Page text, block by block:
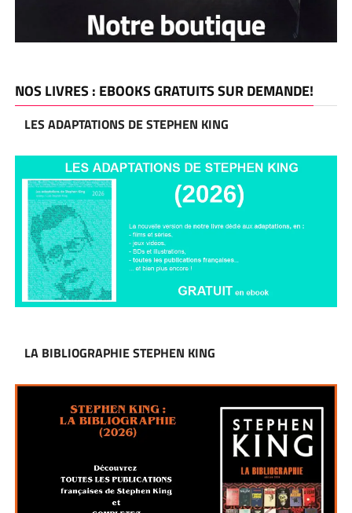
NOS LIVRES : EBOOKS GRATUITS SUR DEMANDE!
LES ADAPTATIONS DE STEPHEN KING
LA BIBLIOGRAPHIE STEPHEN KING